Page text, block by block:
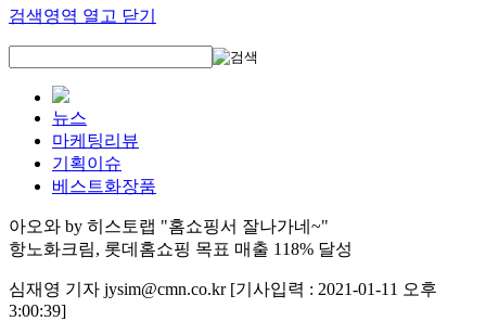
검색영역 열고 닫기
뉴스
마케팅리뷰
기획이슈
베스트화장품
아오와 by 히스토랩 "홈쇼핑서 잘나가네~"
항노화크림, 롯데홈쇼핑 목표 매출 118% 달성
심재영 기자 jysim@cmn.co.kr [기사입력 : 2021-01-11 오후
3:00:39]